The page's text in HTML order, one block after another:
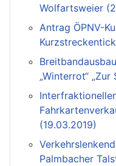
Wolfartsweier
Antrag ÖPNV-
„Winterrot“
(19.03.2019)
Palmbacher